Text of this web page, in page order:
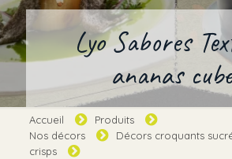
Lyo Sabores
ananas
Accueil
Produits
Nos décors
Décors croquants
crisps